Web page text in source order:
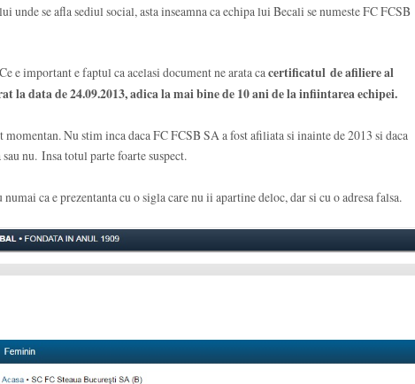
unde se afla sediul social, asta inseamna ca echipa lui Becali se numeste FC FCSB
e important e faptul ca acelasi document ne arata cacertificatul de afiliere al
la data de 24.09.2013, adica la mai bine de 10 ani de la infiintarea echipei.
Nu stim inca daca FC FCSB SA a fost afiliata si inainte de 2013 si daca
nu. Insa totul parte foarte suspect.
ca e prezentanta cu o sigla care nu ii apartine deloc, dar si cu o adresa falsa.